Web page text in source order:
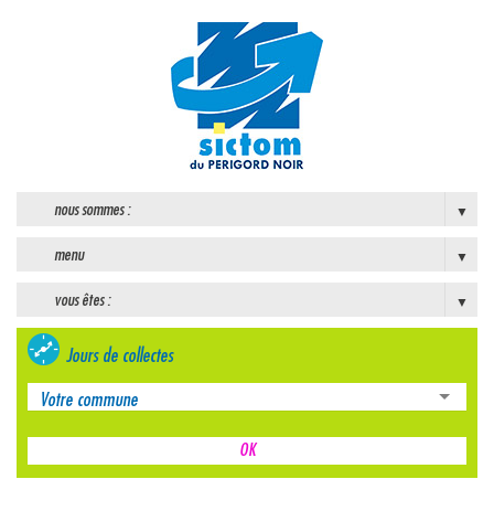
nous sommes :
menu
vous êtes :
Jours de collectes